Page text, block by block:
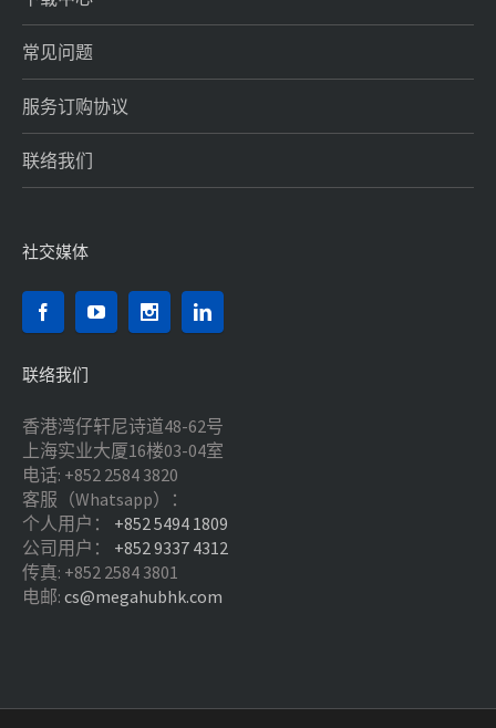
常见问题
服务订购协议
联络我们
社交媒体
联络我们
香港湾仔轩尼诗道48-62号
上海实业大厦16楼03-04室
电话: +852 2584 3820
客服（Whatsapp）：
个人用户： +852 5494 1809
公司用户： +852 9337 4312
传真: +852 2584 3801
电邮: cs@megahubhk.com